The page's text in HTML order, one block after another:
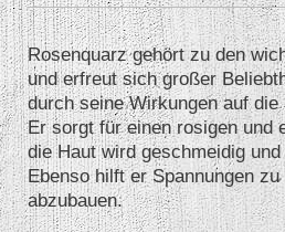
Rosenquarz gehört zu den
und erfreut sich großer
durch seine Wirkungen auf die
Er sorgt für einen rosigen und
die Haut wird geschmeidig
Ebenso hilft er Spannungen
abzubauen.